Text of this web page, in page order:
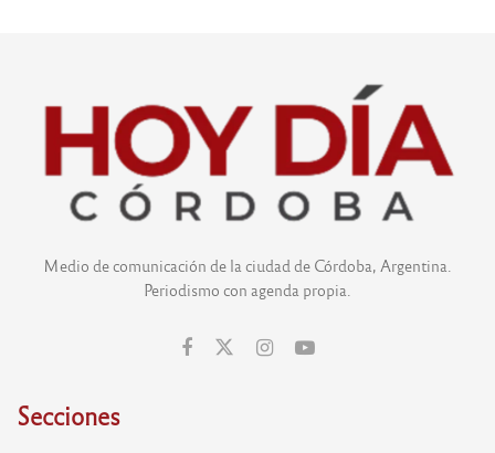
Medio de comunicación de la ciudad de Córdoba, Argentina.
Periodismo con agenda propia.
Secciones